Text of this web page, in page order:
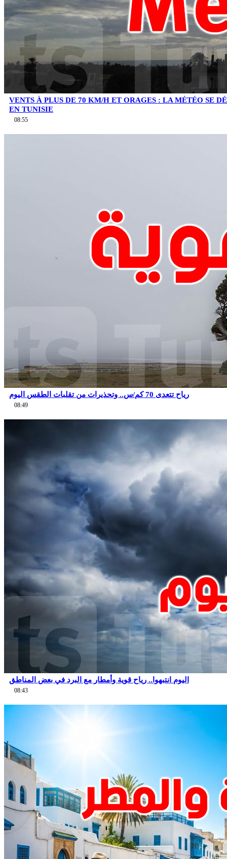
VENTS À PLUS DE 70 KM/H ET ORAGES : LA MÉTÉO SE
EN TUNISIE
08:55
رياح تتعدى 70 كم/س.. وتحذيرات من تقلبات الطقس اليوم
08:49
اليوم انتبهوا.. رياح قوية وأمطار مع البرد في بعض المناطق
08:43